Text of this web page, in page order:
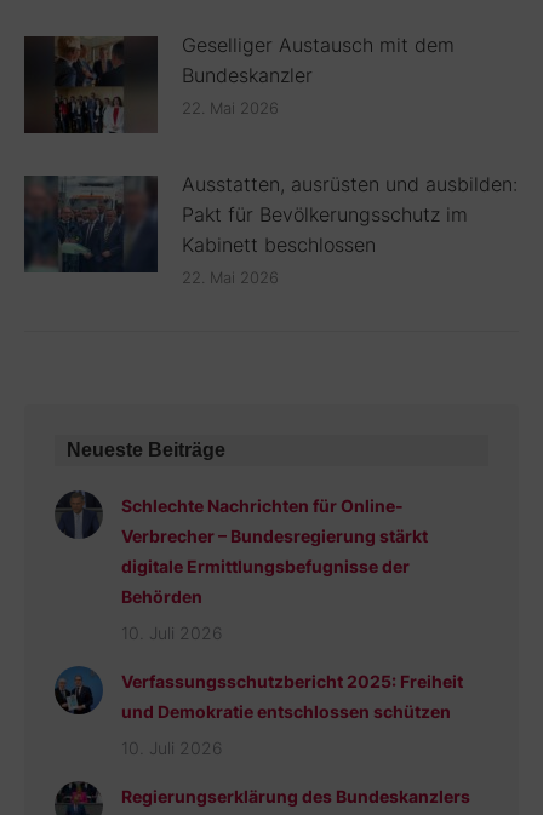
Geselliger Austausch mit dem
Bundeskanzler
22. Mai 2026
Ausstatten, ausrüsten und ausbilden:
Pakt für Bevölkerungsschutz im
Kabinett beschlossen
22. Mai 2026
Neueste Beiträge
Schlechte Nachrichten für Online-
Verbrecher – Bundesregierung stärkt
digitale Ermittlungsbefugnisse der
Behörden
10. Juli 2026
Verfassungsschutzbericht 2025: Freiheit
und Demokratie entschlossen schützen
10. Juli 2026
Regierungserklärung des Bundeskanzlers